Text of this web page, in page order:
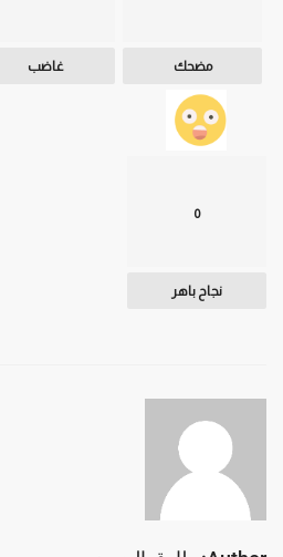
مضحك غاضب
0
نجاح باهر